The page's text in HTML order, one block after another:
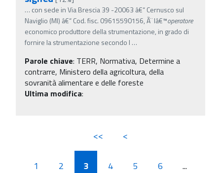
… con sede in Via Brescia 39 -20063 â€“ Cernusco sul
Naviglio (MI) â€“ Cod. fisc. 09615590156, Ã¨ lâ€™operatore
economico produttore della strumentazione, in grado di
fornire la strumentazione secondo l …
Parole chiave: TERR, Normativa, Determine a
contrarre, Ministero della agricoltura, della
sovranità alimentare e delle foreste
Ultima modifica:
<< <
1 2 3 4 5 6 ...